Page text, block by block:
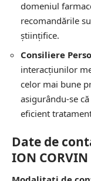
domeniul
recomandările
științifice.
Consiliere
interacțiunilor
celor mai bune
asigurându-se
eficient
Date de
ION CORVIN